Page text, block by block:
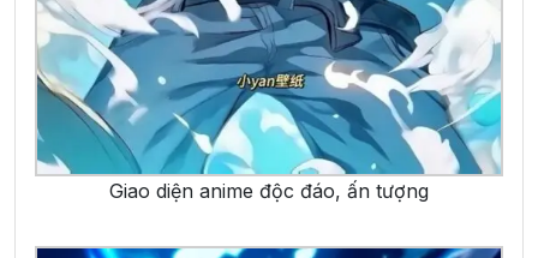
Giao diện anime độc đáo, ấn tượng